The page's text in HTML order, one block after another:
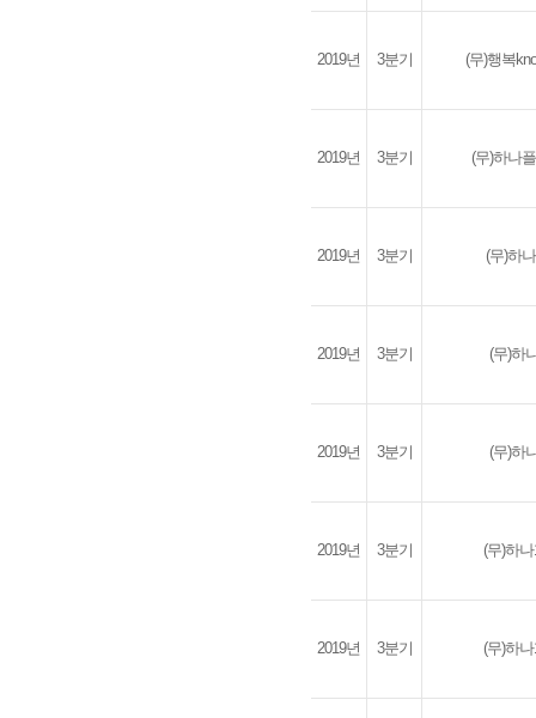
2019년 3분기 (무)행복
2019년 3분기 (무)하나
2019년 3분기 (무)하
2019년 3분기 (무)하
2019년 3분기 (무)하
2019년 3분기 (무)하
2019년 3분기 (무)하